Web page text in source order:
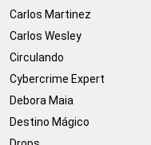
Carlos Martinez
Carlos Wesley
Circulando
Cybercrime Expert
Debora Maia
Destino Mágico